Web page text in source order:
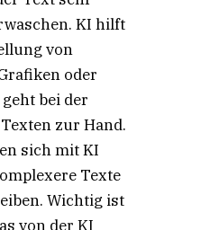
KI hilft
von
oder
bei der
zur Hand.
sich mit KI
Texte
Wichtig ist
von der KI